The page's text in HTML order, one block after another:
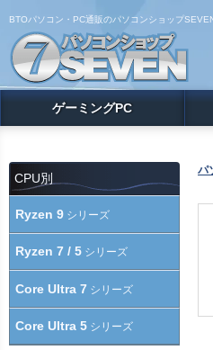
BTOパソコン・PC通販のパソコンショップ
ゲーミングPC
パ
CPU別
Ryzen 9 シリーズ
Ryzen 7 / 5 シリーズ
Core Ultra 7 シリーズ
Core Ultra 5 シリーズ